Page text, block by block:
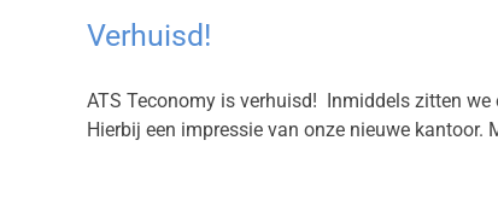
Verhuisd!
ATS Teconomy is verhuisd! Inmiddels zitten
Hierbij een impressie van onze nieuwe